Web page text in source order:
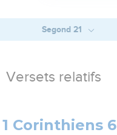
Segond 21
Versets relatifs
1 Corinthiens 6